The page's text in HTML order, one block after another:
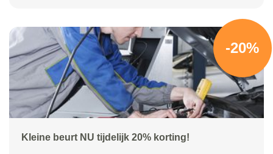
-20%
Kleine beurt NU tijdelijk 20% korting!